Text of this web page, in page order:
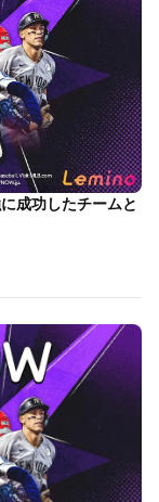
成功したチームと